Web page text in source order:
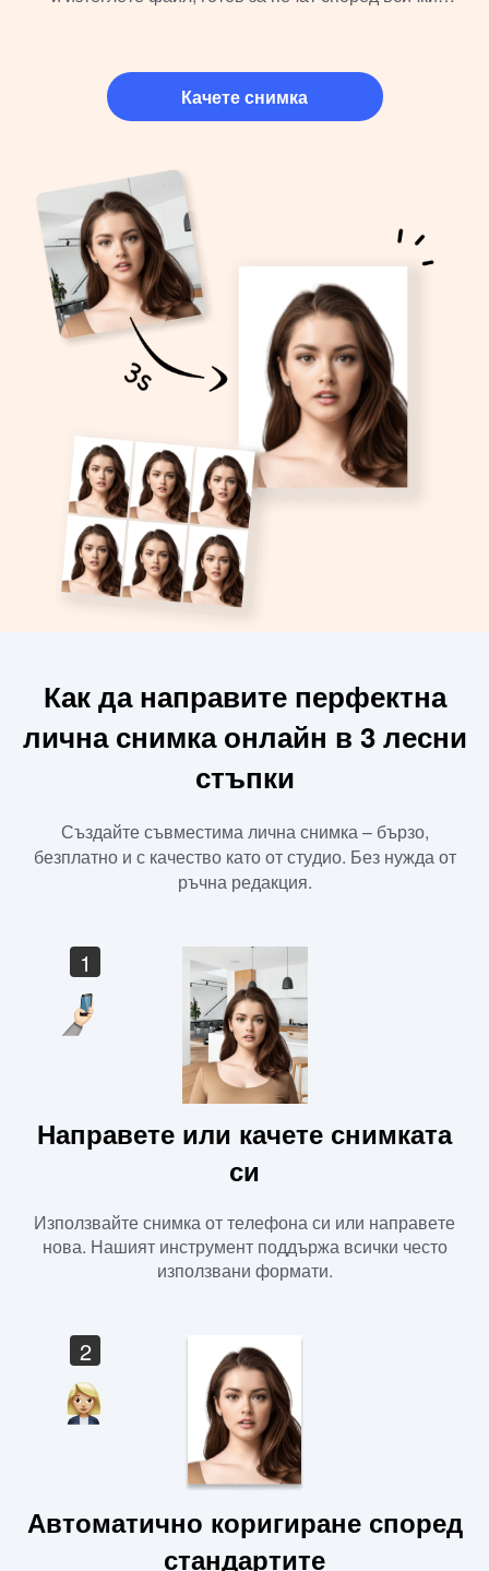
Качете снимка
Как да направите перфектна
лична снимка онлайн в 3 лесни
стъпки
Създайте съвместима лична снимка – бързо,
безплатно и с качество като от студио. Без нужда от
ръчна редакция.
1
Направете или качете снимката
си
Използвайте снимка от телефона си или направете
нова. Нашият инструмент поддържа всички често
използвани формати.
2
Автоматично коригиране според
стандартите